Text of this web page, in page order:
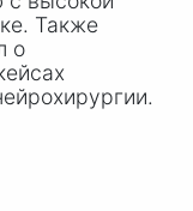
Также
о